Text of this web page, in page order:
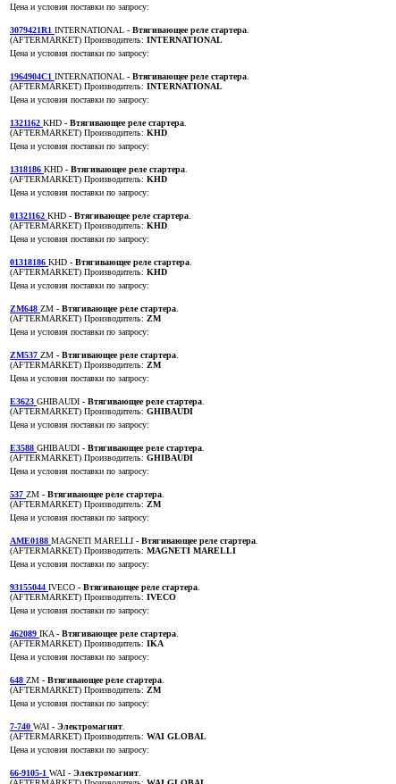
Цена и условия поставки по запросу:
3079421R1 INTERNATIONAL - Втягивающее реле стартера.
(AFTERMARKET) Производитель: INTERNATIONAL
Цена и условия поставки по запросу:
1964904C1 INTERNATIONAL - Втягивающее реле стартера.
(AFTERMARKET) Производитель: INTERNATIONAL
Цена и условия поставки по запросу:
1321162 KHD - Втягивающее реле стартера.
(AFTERMARKET) Производитель: KHD
Цена и условия поставки по запросу:
1318186 KHD - Втягивающее реле стартера.
(AFTERMARKET) Производитель: KHD
Цена и условия поставки по запросу:
01321162 KHD - Втягивающее реле стартера.
(AFTERMARKET) Производитель: KHD
Цена и условия поставки по запросу:
01318186 KHD - Втягивающее реле стартера.
(AFTERMARKET) Производитель: KHD
Цена и условия поставки по запросу:
ZM648 ZM - Втягивающее реле стартера.
(AFTERMARKET) Производитель: ZM
Цена и условия поставки по запросу:
ZM537 ZM - Втягивающее реле стартера.
(AFTERMARKET) Производитель: ZM
Цена и условия поставки по запросу:
E3623 GHIBAUDI - Втягивающее реле стартера.
(AFTERMARKET) Производитель: GHIBAUDI
Цена и условия поставки по запросу:
E3588 GHIBAUDI - Втягивающее реле стартера.
(AFTERMARKET) Производитель: GHIBAUDI
Цена и условия поставки по запросу:
537 ZM - Втягивающее реле стартера.
(AFTERMARKET) Производитель: ZM
Цена и условия поставки по запросу:
AME0188 MAGNETI MARELLI - Втягивающее реле стартера.
(AFTERMARKET) Производитель: MAGNETI MARELLI
Цена и условия поставки по запросу:
93155044 IVECO - Втягивающее реле стартера.
(AFTERMARKET) Производитель: IVECO
Цена и условия поставки по запросу:
462089 IKA- Втягивающее реле стартера.
(AFTERMARKET) Производитель: IKA
Цена и условия поставки по запросу:
648 ZM - Втягивающее реле стартера.
(AFTERMARKET) Производитель: ZM
Цена и условия поставки по запросу:
7-740 WAI - Электромагнит.
(AFTERMARKET) Производитель: WAI GLOBAL
Цена и условия поставки по запросу:
66-9105-1 WAI - Электромагнит.